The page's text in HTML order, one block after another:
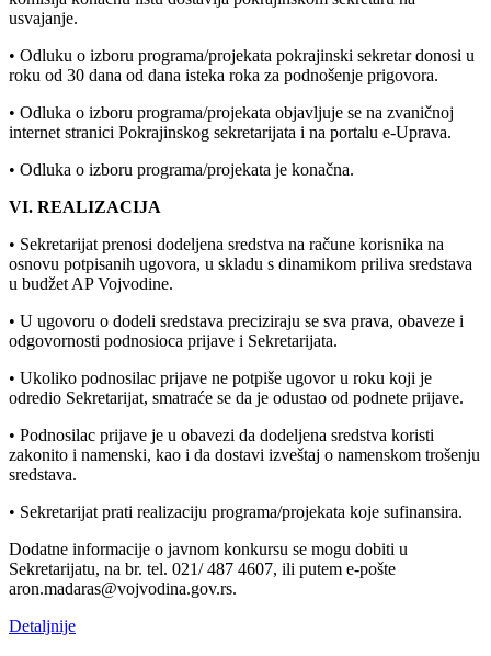
usvajanje.
• Odluku o izboru programa/projekata pokrajinski sekretar donosi u
roku od 30 dana od dana isteka roka za podnošenje prigovora.
• Odluka o izboru programa/projekata objavljuje se na zvaničnoj
internet stranici Pokrajinskog sekretarijata i na portalu e-Uprava.
• Odluka o izboru programa/projekata je konačna.
VI. REALIZACIJA
• Sekretarijat prenosi dodeljena sredstva na račune korisnika na
osnovu potpisanih ugovora, u skladu s dinamikom priliva sredstava
u budžet AP Vojvodine.
• U ugovoru o dodeli sredstava preciziraju se sva prava, obaveze i
odgovornosti podnosioca prijave i Sekretarijata.
• Ukoliko podnosilac prijave ne potpiše ugovor u roku koji je
odredio Sekretarijat, smatraće se da je odustao od podnete prijave.
• Podnosilac prijave je u obavezi da dodeljena sredstva koristi
zakonito i namenski, kao i da dostavi izveštaj o namenskom trošenju
sredstava.
• Sekretarijat prati realizaciju programa/projekata koje sufinansira.
Dodatne informacije o javnom konkursu se mogu dobiti u
Sekretarijatu, na br. tel. 021/ 487 4607, ili putem e-pošte
aron.madaras@vojvodina.gov.rs.
Detaljnije